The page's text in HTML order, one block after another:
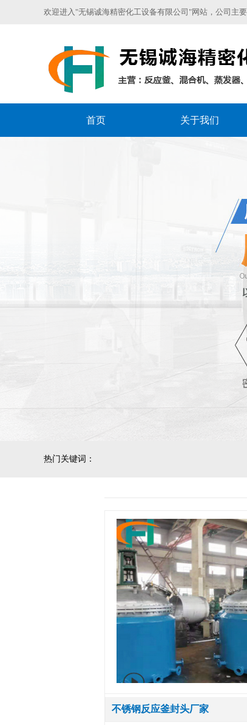
欢迎进入"无锡诚海精密化工设备有限公司"网站，公司主
首页 关于我们
热门关键词：
不锈钢反应釜封头厂家